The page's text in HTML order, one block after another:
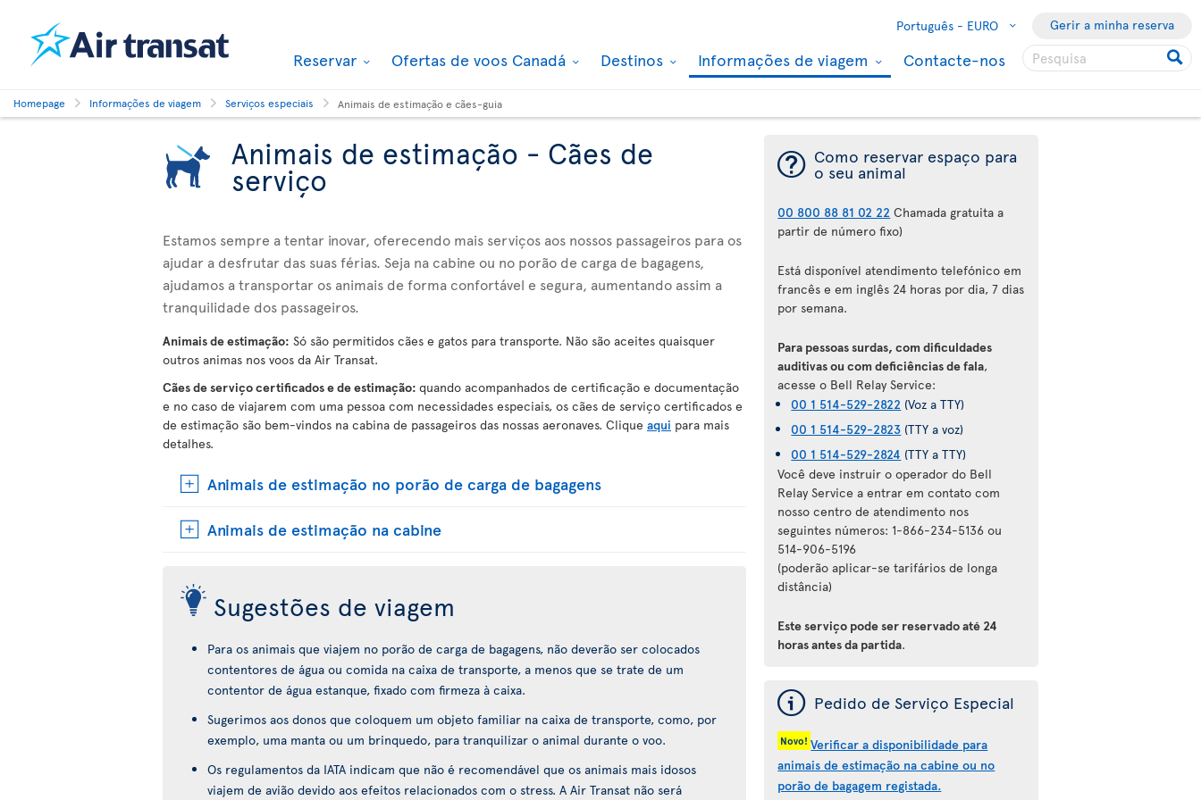
Português - EURO Gerir a minha reserva
Reservar Ofertas de voos Canadá Destinos Informações de viagem Contacte-nos
Homepage Informações de viagem Serviços especiais Animais de estimação e cães-guia
Animais de estimação - Cães de
serviço
Estamos sempre a tentar inovar, oferecendo mais serviços aos nossos passageiros para os
ajudar a desfrutar das suas férias. Seja na cabine ou no porão de carga de bagagens,
ajudamos a transportar os animais de forma confortável e segura, aumentando assim a
tranquilidade dos passageiros.
Animais de estimação: Só são permitidos cães e gatos para transporte. Não são aceites quaisquer
outros animas nos voos da Air Transat.
Cães de serviço certificados e de estimação: quando acompanhados de certificação e documentação
e no caso de viajarem com uma pessoa com necessidades especiais, os cães de serviço certificados e
de estimação são bem-vindos na cabina de passageiros das nossas aeronaves. Clique aqui para mais
detalhes.
Animais de estimação no porão de carga de bagagens
Animais de estimação na cabine
Sugestões de viagem
Para os animais que viajem no porão de carga de bagagens, não deverão ser colocados
contentores de água ou comida na caixa de transporte, a menos que se trate de um
contentor de água estanque, fixado com firmeza à caixa.
Sugerimos aos donos que coloquem um objeto familiar na caixa de transporte, como, por
exemplo, uma manta ou um brinquedo, para tranquilizar o animal durante o voo.
Os regulamentos da IATA indicam que não é recomendável que os animais mais idosos
viajem de avião devido aos efeitos relacionados com o stress. A Air Transat não será
¯ Como reservar espaço para
o seu animal
00 800 88 81 02 22 Chamada gratuita a
partir de número fixo)
Está disponível atendimento telefónico em
francês e em inglês 24 horas por dia, 7 dias
por semana.
Para pessoas surdas, com dificuldades
auditivas ou com deficiências de fala,
acesse o Bell Relay Service:
00 1 514-529-2822 (Voz a TTY)
00 1 514-529-2823 (TTY a voz)
00 1 514-529-2824 (TTY a TTY)
Você deve instruir o operador do Bell
Relay Service a entrar em contato com
nosso centro de atendimento nos
seguintes números: 1-866-234-5136 ou
514-906-5196
(poderão aplicar-se tarifários de longa
distância)
Este serviço pode ser reservado até 24
horas antes da partida.
ý Pedido de Serviço Especial
Novo! Verificar a disponibilidade para
animais de estimação na cabine ou no
porão de bagagem registada.